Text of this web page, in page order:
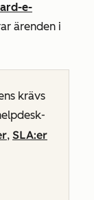
e-
ärenden i
krävs
, SLA:er